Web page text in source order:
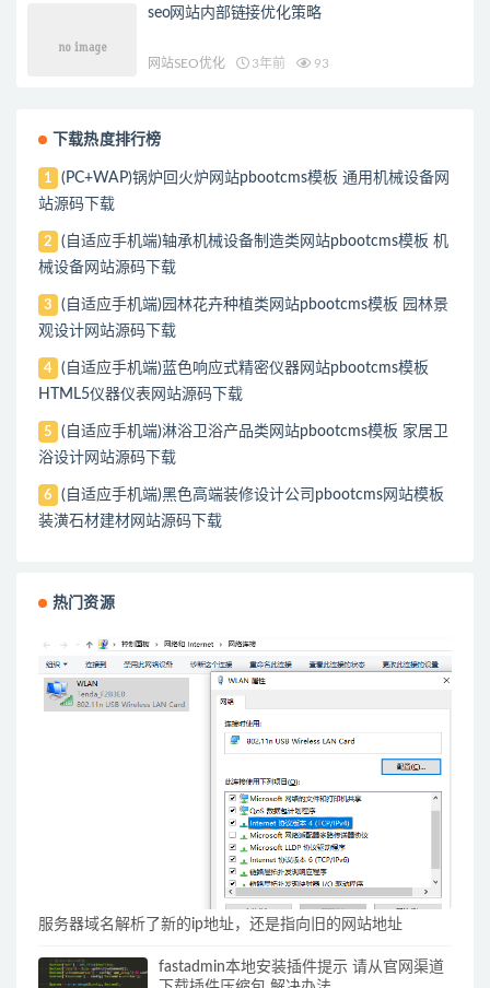
seo网站内部链接优化策略
网站SEO优化 3年前 93
下载热度排行榜
1
(PC+WAP)锅炉回火炉网站pbootcms模板 通用机械设备网
站源码下载
2
(自适应手机端)轴承机械设备制造类网站pbootcms模板 机
械设备网站源码下载
3
(自适应手机端)园林花卉种植类网站pbootcms模板 园林景
观设计网站源码下载
4
(自适应手机端)蓝色响应式精密仪器网站pbootcms模板
HTML5仪器仪表网站源码下载
5
(自适应手机端)淋浴卫浴产品类网站pbootcms模板 家居卫
浴设计网站源码下载
6
(自适应手机端)黑色高端装修设计公司pbootcms网站模板
装潢石材建材网站源码下载
热门资源
服务器域名解析了新的ip地址，还是指向旧的网站地址
fastadmin本地安装插件提示 请从官网渠道